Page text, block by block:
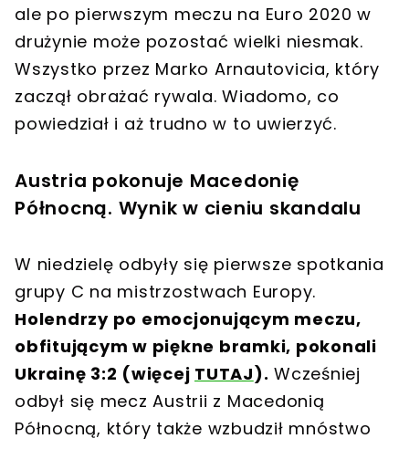
ale po pierwszym meczu na Euro 2020 w
drużynie może pozostać wielki niesmak.
Wszystko przez Marko Arnautovicia, który
zaczął obrażać rywala. Wiadomo, co
powiedział i aż trudno w to uwierzyć.
Austria pokonuje Macedonię
Północną. Wynik w cieniu skandalu
W niedzielę odbyły się pierwsze spotkania
grupy C na mistrzostwach Europy.
Holendrzy po emocjonującym meczu,
obfitującym w piękne bramki, pokonali
Ukrainę 3:2 (więcej TUTAJ). Wcześniej
odbył się mecz Austrii z Macedonią
Północną, który także wzbudził mnóstwo